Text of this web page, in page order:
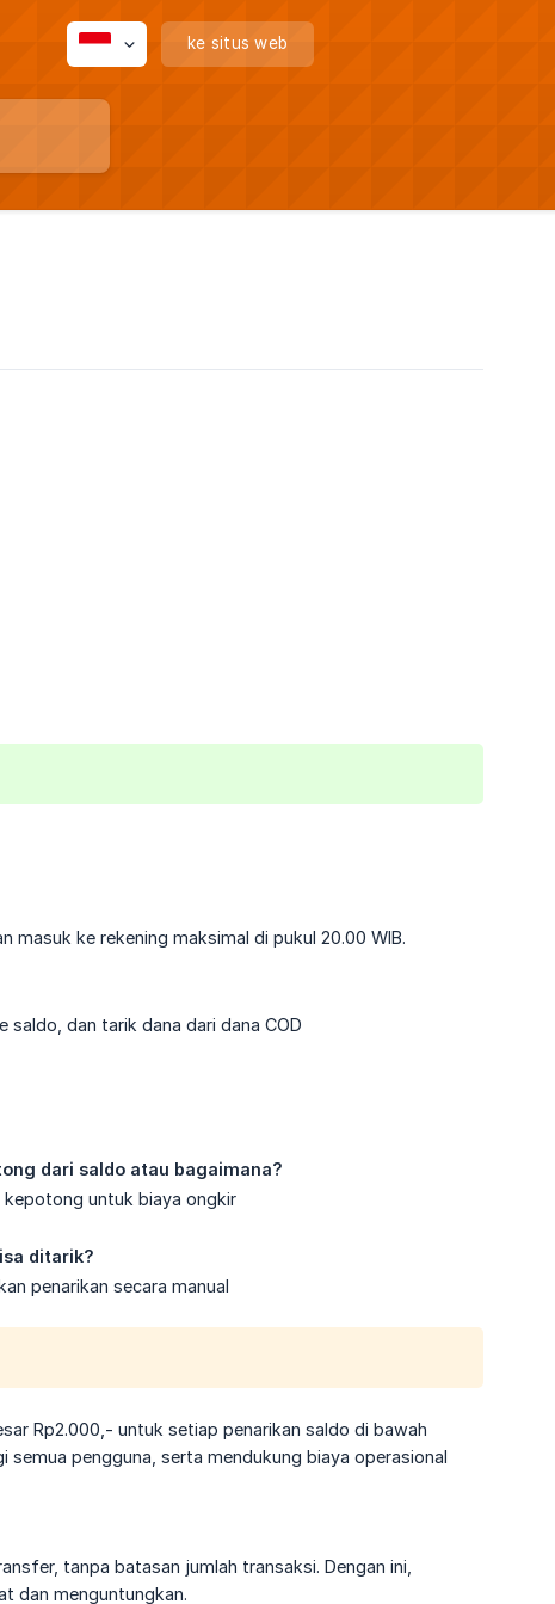
ke situs web
masuk ke rekening maksimal di pukul 20.00 WIB.
dan tarik dana dari dana COD
dari saldo atau bagaimana?
kepotong untuk biaya ongkir
ditarik?
penarikan secara manual
Rp2.000,- untuk setiap penarikan saldo di bawah
semua pengguna, serta mendukung biaya operasional
tanpa batasan jumlah transaksi. Dengan ini,
dan menguntungkan.